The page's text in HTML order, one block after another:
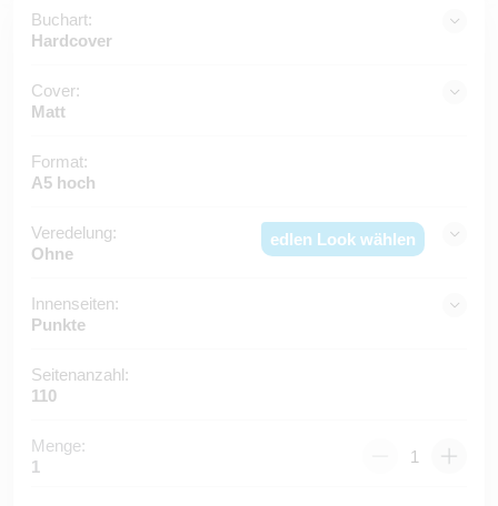
Buchart:
Hardcover
Cover:
Matt
Format:
A5 hoch
Veredelung:
Ohne
edlen Look wählen
Innenseiten:
Punkte
Seitenanzahl:
110
Menge:
1